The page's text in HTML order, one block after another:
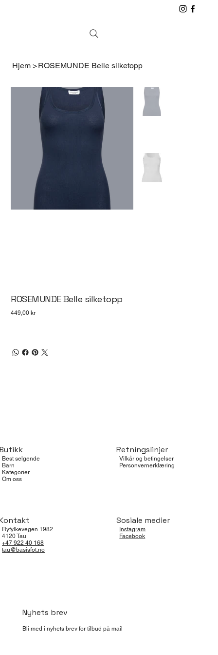
Hjem >ROSEMUNDE Belle silketopp
ROSEMUNDE Belle silketopp
Pris
449,00 kr
Best selgende
Barn
Kategorier
Om oss
Retningslinjer
Vilkår og betingelser
Personvernerklæring
Ryfylkevegen 1982
4120 Tau
+47 922 40 168
tau@basisfot.no
Sosiale medier
Instagram
Facebook
Nyhets brev
Bli med i nyhets brev for tilbud på mail